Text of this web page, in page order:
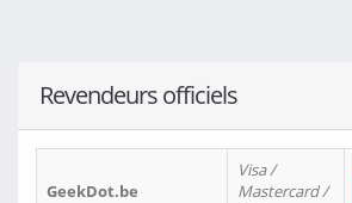
Revendeurs officiels
GeekDot.be
Visa /
Mastercard /